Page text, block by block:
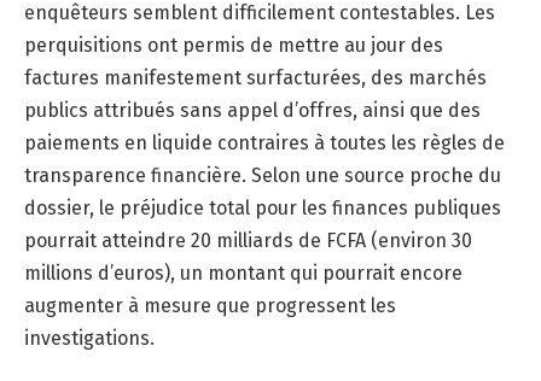
enquêteurs semblent difficilement contestables. Les
perquisitions ont permis de mettre au jour des
factures manifestement surfacturées, des marchés
publics attribués sans appel d’offres, ainsi que des
paiements en liquide contraires à toutes les règles de
transparence financière. Selon une source proche du
dossier, le préjudice total pour les finances publiques
pourrait atteindre 20 milliards de FCFA (environ 30
millions d’euros), un montant qui pourrait encore
augmenter à mesure que progressent les
investigations.